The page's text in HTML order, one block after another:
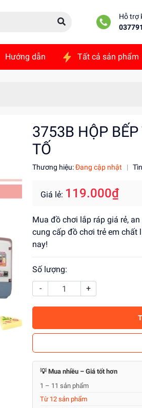
Hỗ trợ
Hướng dẫn Tất cả sản phẩm
3753B HỘP
TỐ
Thương hiệu:Đang cập nhật |
Giá lẻ: 119.000₫
Mua đồ chơi lắp ráp giá rẻ,
cung cấp đồ chơi trẻ em chất
nay!
Số lượng:
-
+
💡 Mua nhiều – Giá tốt hơn
1 – 11 sản phẩm
Từ 12 sản phẩm